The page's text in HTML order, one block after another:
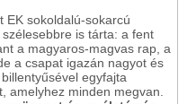
EK sokoldalú-sokarcú
is tárta: a fent
a magyaros-magvas rap, a
a csapat igazán nagyot és
egyfajta
amelyhez minden megvan.